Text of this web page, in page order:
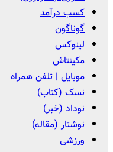
کسب درآمد
گوناگون
لینوکس
مکینتاش
موبایل | تلفن همراه
نسک (کتاب)
نوداد (خبر)
نوشتار (مقاله)
ورزشی